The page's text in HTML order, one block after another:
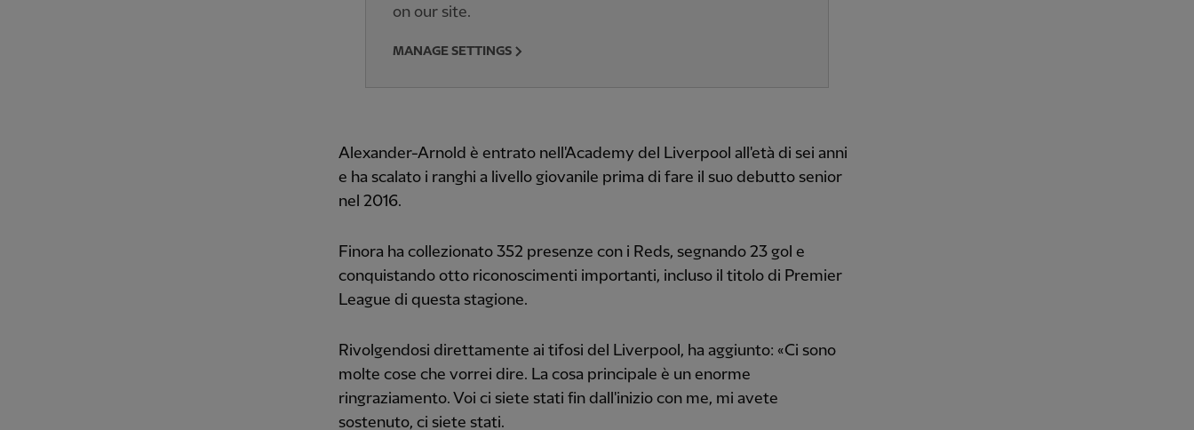
on our site.
MANAGE SETTINGS
Alexander-Arnold è entrato nell'Academy del Liverpool all'età di sei anni
e ha scalato i ranghi a livello giovanile prima di fare il suo debutto senior
nel 2016.
Finora ha collezionato 352 presenze con i Reds, segnando 23 gol e
conquistando otto riconoscimenti importanti, incluso il titolo di Premier
League di questa stagione.
Rivolgendosi direttamente ai tifosi del Liverpool, ha aggiunto: «Ci sono
molte cose che vorrei dire. La cosa principale è un enorme
ringraziamento. Voi ci siete stati fin dall'inizio con me, mi avete
sostenuto, ci siete stati.